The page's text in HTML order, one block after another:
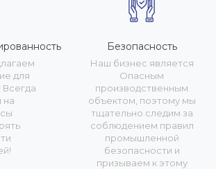
для
Всегда
на
Безопасность
Наш бизнес является
Опасным
производственным
объектом, поэтому мы
тщательно следим за
соблюдением правил
промышленной
безопасности и
призываем к этому